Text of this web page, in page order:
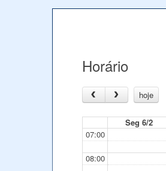
Horário
hoje
Seg 6/2
07:00
08:00